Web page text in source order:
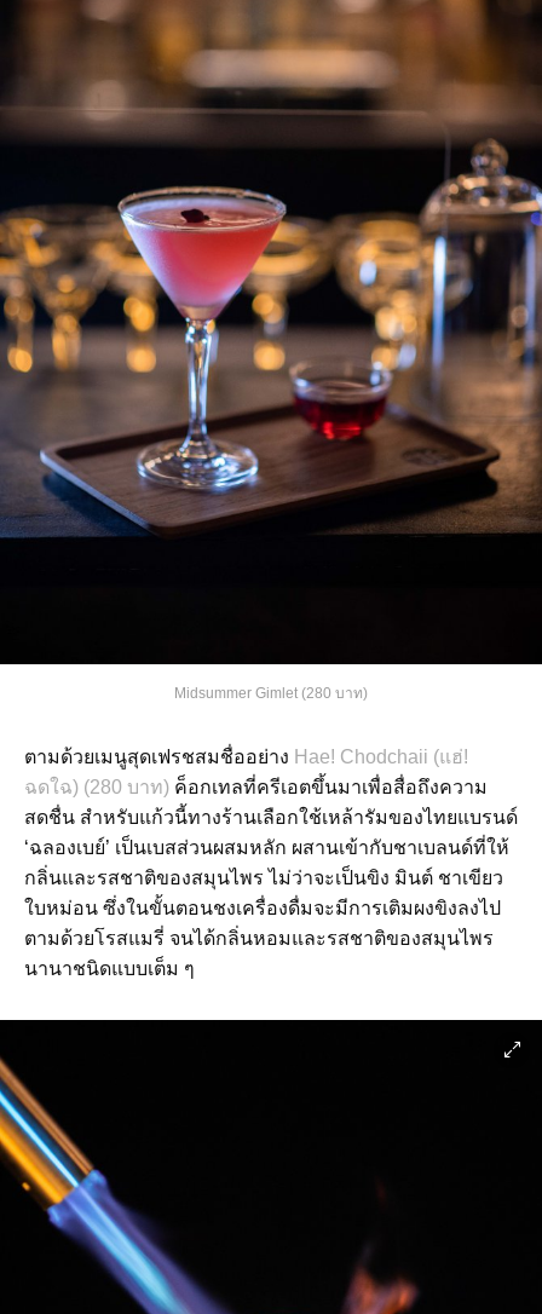
Midsummer Gimlet (280 บาท)
ตามด้วยเมนูสุดเฟรชสมชื่ออย่าง Hae! Chodchaii (แฮ่!
ฉดใฉ) (280 บาท) ค็อกเทลที่ครีเอตขึ้นมาเพื่อสื่อถึงความ
สดชื่น สำหรับแก้วนี้ทางร้านเลือกใช้เหล้ารัมของไทยแบรนด์
‘ฉลองเบย์’ เป็นเบสส่วนผสมหลัก ผสานเข้ากับชาเบลนด์ที่ให้
กลิ่นและรสชาติของสมุนไพร ไม่ว่าจะเป็นขิง มินต์ ชาเขียว
ใบหม่อน ซึ่งในขั้นตอนชงเครื่องดื่มจะมีการเติมผงขิงลงไป
ตามด้วยโรสแมรี่ จนได้กลิ่นหอมและรสชาติของสมุนไพร
นานาชนิดแบบเต็ม ๆ